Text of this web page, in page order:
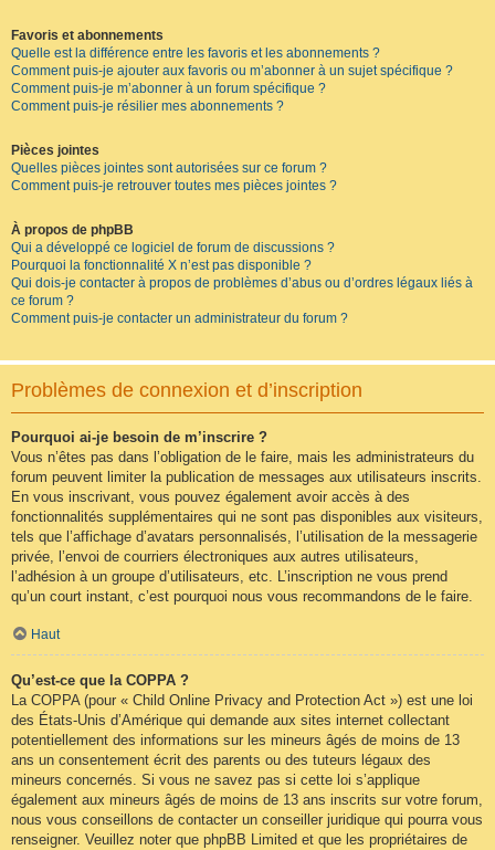
Favoris et abonnements
Quelle est la différence entre les favoris et les abonnements ?
Comment puis-je ajouter aux favoris ou m’abonner à un sujet spécifique ?
Comment puis-je m’abonner à un forum spécifique ?
Comment puis-je résilier mes abonnements ?
Pièces jointes
Quelles pièces jointes sont autorisées sur ce forum ?
Comment puis-je retrouver toutes mes pièces jointes ?
À propos de phpBB
Qui a développé ce logiciel de forum de discussions ?
Pourquoi la fonctionnalité X n’est pas disponible ?
Qui dois-je contacter à propos de problèmes d’abus ou d’ordres légaux liés à
ce forum ?
Comment puis-je contacter un administrateur du forum ?
Problèmes de connexion et d’inscription
Pourquoi ai-je besoin de m’inscrire ?
Vous n’êtes pas dans l’obligation de le faire, mais les administrateurs du
forum peuvent limiter la publication de messages aux utilisateurs inscrits.
En vous inscrivant, vous pouvez également avoir accès à des
fonctionnalités supplémentaires qui ne sont pas disponibles aux visiteurs,
tels que l’affichage d’avatars personnalisés, l’utilisation de la messagerie
privée, l’envoi de courriers électroniques aux autres utilisateurs,
l’adhésion à un groupe d’utilisateurs, etc. L’inscription ne vous prend
qu’un court instant, c’est pourquoi nous vous recommandons de le faire.
Haut
Qu’est-ce que la COPPA ?
La COPPA (pour « Child Online Privacy and Protection Act ») est une loi
des États-Unis d’Amérique qui demande aux sites internet collectant
potentiellement des informations sur les mineurs âgés de moins de 13
ans un consentement écrit des parents ou des tuteurs légaux des
mineurs concernés. Si vous ne savez pas si cette loi s’applique
également aux mineurs âgés de moins de 13 ans inscrits sur votre forum,
nous vous conseillons de contacter un conseiller juridique qui pourra vous
renseigner. Veuillez noter que phpBB Limited et que les propriétaires de